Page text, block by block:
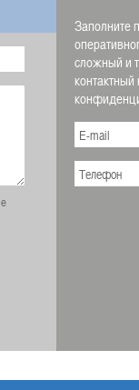
Заполните
сложный и